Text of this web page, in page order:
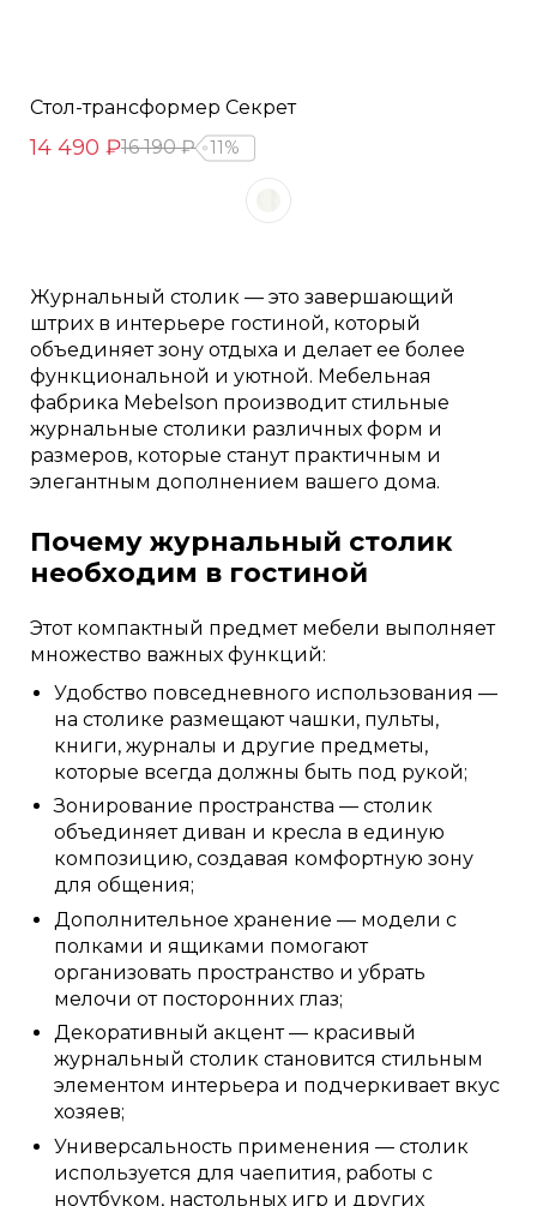
Стол-трансформер Секрет
14 490 ₽16 190 ₽ 11%
Журнальный столик — это завершающий
штрих в интерьере гостиной, который
объединяет зону отдыха и делает ее более
функциональной и уютной. Мебельная
фабрика Mebelson производит стильные
журнальные столики различных форм и
размеров, которые станут практичным и
элегантным дополнением вашего дома.
Почему журнальный столик
необходим в гостиной
Этот компактный предмет мебели выполняет
множество важных функций:
Удобство повседневного использования —
на столике размещают чашки, пульты,
книги, журналы и другие предметы,
которые всегда должны быть под рукой;
Зонирование пространства — столик
объединяет диван и кресла в единую
композицию, создавая комфортную зону
для общения;
Дополнительное хранение — модели с
полками и ящиками помогают
организовать пространство и убрать
мелочи от посторонних глаз;
Декоративный акцент — красивый
журнальный столик становится стильным
элементом интерьера и подчеркивает вкус
хозяев;
Универсальность применения — столик
используется для чаепития, работы с
ноутбуком, настольных игр и других